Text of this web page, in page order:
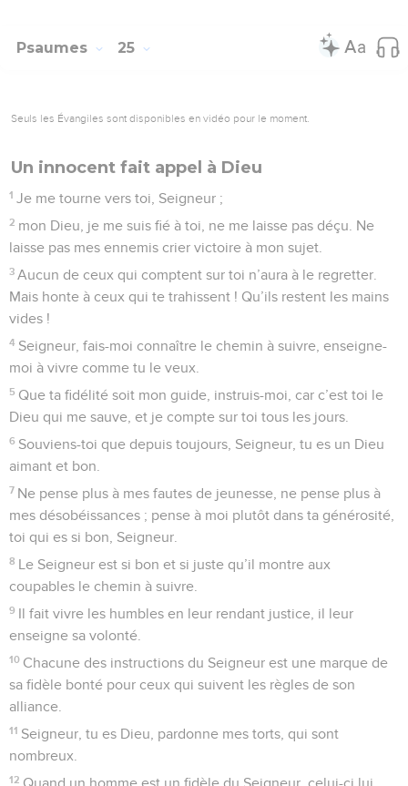
Psaumes 25
Seuls les Évangiles sont disponibles en vidéo pour le moment.
Un innocent fait appel à Dieu
1 Je me tourne vers toi, Seigneur ;
2 mon Dieu, je me suis fié à toi, ne me laisse pas déçu. Ne
laisse pas mes ennemis crier victoire à mon sujet.
3 Aucun de ceux qui comptent sur toi n’aura à le regretter.
Mais honte à ceux qui te trahissent ! Qu’ils restent les mains
vides !
4 Seigneur, fais-moi connaître le chemin à suivre, enseigne-
moi à vivre comme tu le veux.
5 Que ta fidélité soit mon guide, instruis-moi, car c’est toi le
Dieu qui me sauve, et je compte sur toi tous les jours.
6 Souviens-toi que depuis toujours, Seigneur, tu es un Dieu
aimant et bon.
7 Ne pense plus à mes fautes de jeunesse, ne pense plus à
mes désobéissances ; pense à moi plutôt dans ta générosité,
toi qui es si bon, Seigneur.
8 Le Seigneur est si bon et si juste qu’il montre aux
coupables le chemin à suivre.
9 Il fait vivre les humbles en leur rendant justice, il leur
enseigne sa volonté.
10 Chacune des instructions du Seigneur est une marque de
sa fidèle bonté pour ceux qui suivent les règles de son
alliance.
11 Seigneur, tu es Dieu, pardonne mes torts, qui sont
nombreux.
12 Quand un homme est un fidèle du Seigneur, celui-ci lui